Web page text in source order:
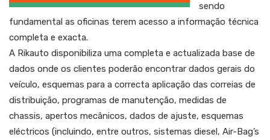
sendo
fundamental as oficinas terem acesso a informação técnica
completa e exacta.
A Rikauto disponibiliza uma completa e actualizada base de
dados onde os clientes poderão encontrar dados gerais do
veículo, esquemas para a correcta aplicação das correias de
distribuição, programas de manutenção, medidas de
chassis, apertos mecânicos, dados de ajuste, esquemas
eléctricos (incluindo, entre outros, sistemas diesel, Air-Bag’s